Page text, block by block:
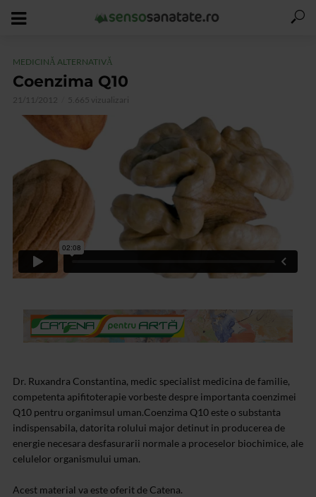
MEDICINĂ ALTERNATIVĂ
Coenzima Q10
21/11/2012 5.665 vizualizari
Dr. Ruxandra Constantina, medic specialist medicina de familie,
competenta apifitoterapie vorbeste despre importanta coenzimei
Q10 pentru organimsul uman.Coenzima Q10 este o substanta
indispensabila, datorita rolului major detinut in producerea de
energie necesara desfasurarii normale a proceselor biochimice, ale
celulelor organismului uman.
Acest material va este oferit de Catena.